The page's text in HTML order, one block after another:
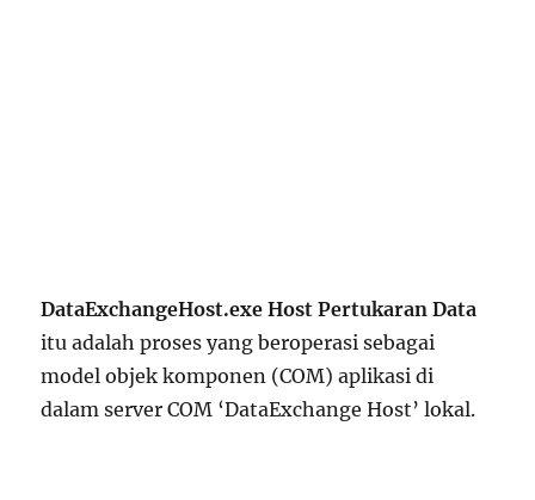
DataExchangeHost.exe Host Pertukaran Data
itu adalah proses yang beroperasi sebagai
model objek komponen (COM) aplikasi di
dalam server COM ‘DataExchange Host’ lokal.